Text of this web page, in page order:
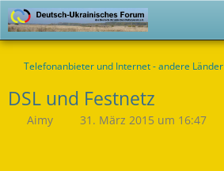
Telefonanbieter und Internet - andere Länder
DSL und Festnetz
Aimy 31. März 2015 um 16:47